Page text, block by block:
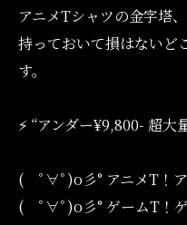
アニメTシャツの金字塔
持っておいて損はないど
す。
⚡️ “アンダー¥9,800- 超大
( ﾟ∀ﾟ)o彡° アニメT！ア
( ﾟ∀ﾟ)o彡° ゲームT！ゲ